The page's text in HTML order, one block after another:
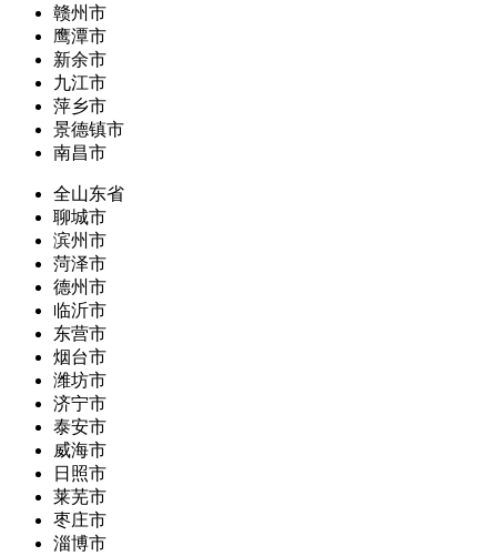
赣州市
鹰潭市
新余市
九江市
萍乡市
景德镇市
南昌市
全山东省
聊城市
滨州市
菏泽市
德州市
临沂市
东营市
烟台市
潍坊市
济宁市
泰安市
威海市
日照市
莱芜市
枣庄市
淄博市